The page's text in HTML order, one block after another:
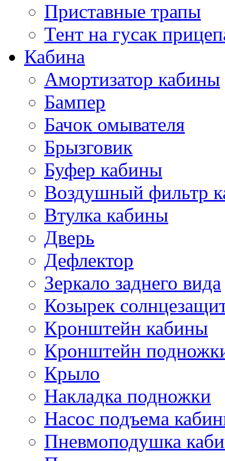
Приставные трапы
Тент на гусак
Кабина
Амортизатор кабины
Бампер
Бачок омывателя
Брызговик
Буфер кабины
Воздушный фильтр
Втулка кабины
Дверь
Дефлектор
Зеркало заднего вида
Козырек
Кронштейн кабины
Кронштейн
Крыло
Накладка подножки
Насос подъема
Пневмоподушка